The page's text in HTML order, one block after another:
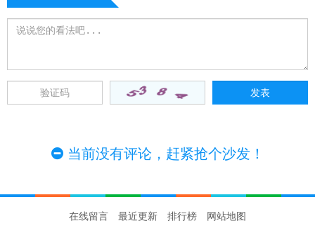
当前没有评论，赶紧抢个沙发！
在线留言 最近更新 排行榜
网站地图